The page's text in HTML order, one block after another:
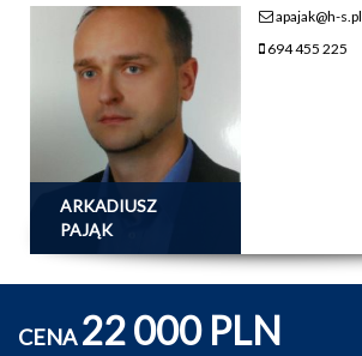
ARKADIUSZ
PAJĄK
apajak@h-s.pl
694 455 225
CENA22 000 PLN